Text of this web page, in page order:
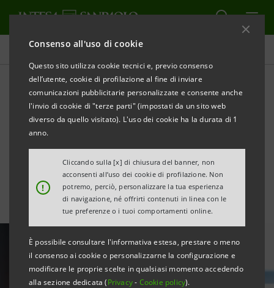
Consenso all'uso di cookie
Questo sito utilizza cookie tecnici e, previo consenso
dell’utente, cookie di profilazione al fine di inviare
comunicazioni pubblicitarie personalizzate e consente anche
l'invio di cookie di "terze parti" (impostati da un sito web
diverso da quello visitato). L'uso dei cookie ha la durata di 1
anno.
!
Cliccando sulla [x] di chiusura del banner, non
acconsenti all’uso dei cookie di profilazione. Non
potremo, perciò, personalizzare la tua esperienza
di navigazione, né offrirti contenuti in linea con le
tue preferenze o i tuoi comportamenti online.
È possibile consultare l'informativa estesa, prestare o meno
il consenso ai cookie o personalizzarne la configurazione e
modificare le proprie scelte in qualsiasi momento accedendo
alla sezione dedicata (Privacy- Cookie policy).
Tutte le news
A Fine Foods €30mln per
l’ampliamento di un
impianto produttivo